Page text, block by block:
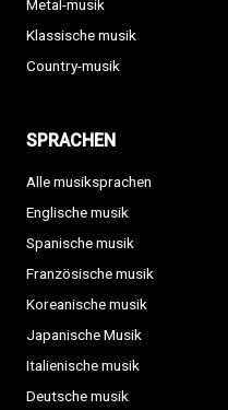
Metal-musik
Klassische musik
Country-musik
SPRACHEN
Alle musiksprachen
Englische musik
Spanische musik
Französische musik
Koreanische musik
Japanische Musik
Italienische musik
Deutsche musik